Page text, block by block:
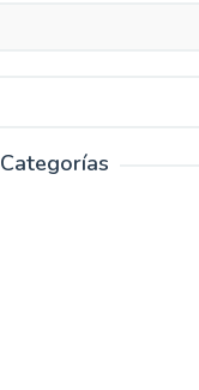
Categorías